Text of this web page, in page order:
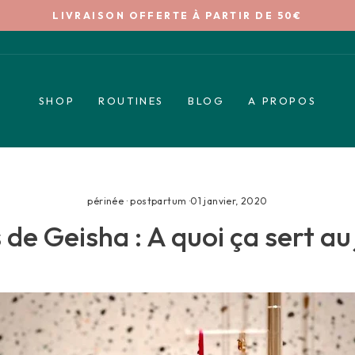
Diaporama
LIVRAISON OFFERTE À PARTIR DE 50€
SHOP ROUTINES BLOG A PROPOS
périnée ·postpartum ·01 janvier, 2020
de Geisha : A quoi ça sert